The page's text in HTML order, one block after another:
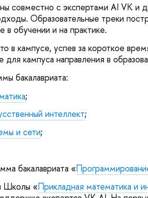
совместно с экспертами AI VK
Образовательные треки
обучении и на практике.
в кампусе, успев за короткое
кампуса направления в
бакалавриата:
;
интеллект;
и сети;
бакалавриата «
Школы «Прикладная математика и